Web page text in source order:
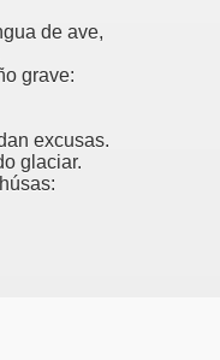
de ave,
grave:
excusas.
glaciar.